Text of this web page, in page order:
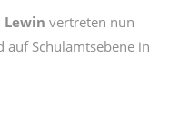
Lewin vertreten nun
auf Schulamtsebene in